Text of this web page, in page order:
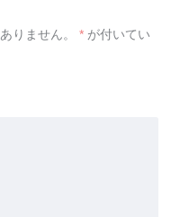
りません。 * が付いてい